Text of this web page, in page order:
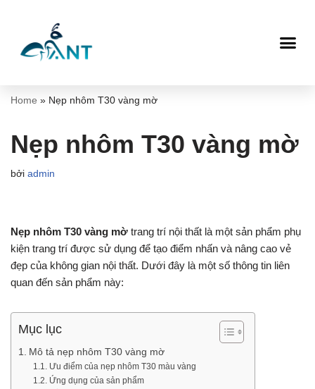
tới
Home » Nẹp nhôm T30 vàng mờ
Nẹp nhôm T30 vàng mờ
bởi admin
Nẹp nhôm T30 vàng mờ trang trí nội thất là một sản phẩm phụ
kiện trang trí được sử dụng để tạo điểm nhấn và nâng cao vẻ
đẹp của không gian nội thất. Dưới đây là một số thông tin liên
quan đến sản phẩm này:
Mục lục
Mô tả nẹp nhôm T30 vàng mờ
Ưu điểm của nẹp nhôm T30 màu vàng
Ứng dụng của sản phẩm